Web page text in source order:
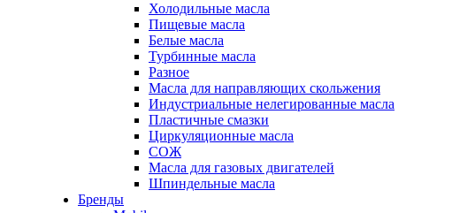
Холодильные масла
Пищевые масла
Белые масла
Турбинные масла
Разное
Масла для направляющих скольжения
Индустриальные нелегированные масла
Пластичные смазки
Циркуляционные масла
СОЖ
Масла для газовых двигателей
Шпиндельные масла
Бренды